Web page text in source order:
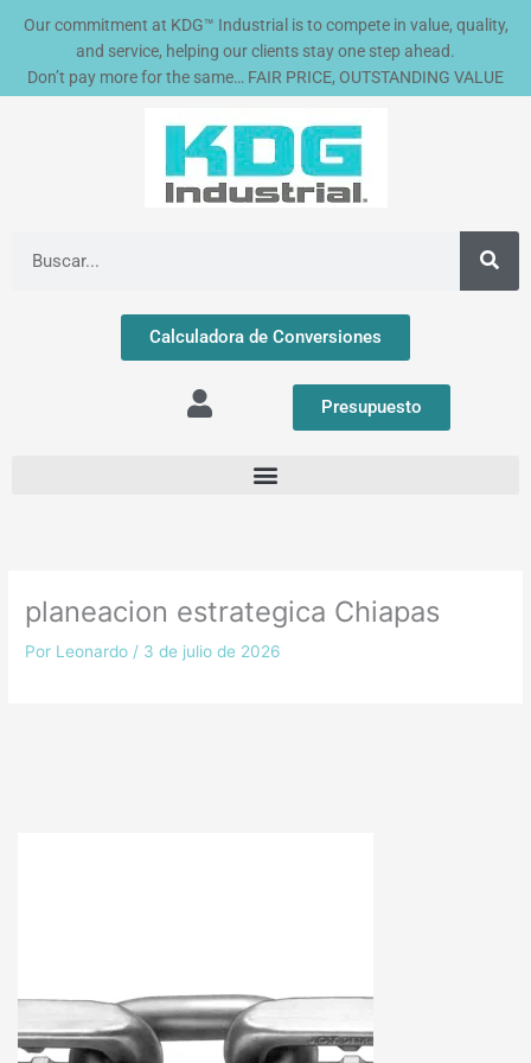
Our commitment at KDG™ Industrial is to compete in value, quality,
and service, helping our clients stay one step ahead.
Don’t pay more for the same… FAIR PRICE, OUTSTANDING VALUE
Calculadora de Conversiones
Presupuesto
planeacion estrategica Chiapas
Por Leonardo / 3 de julio de 2026